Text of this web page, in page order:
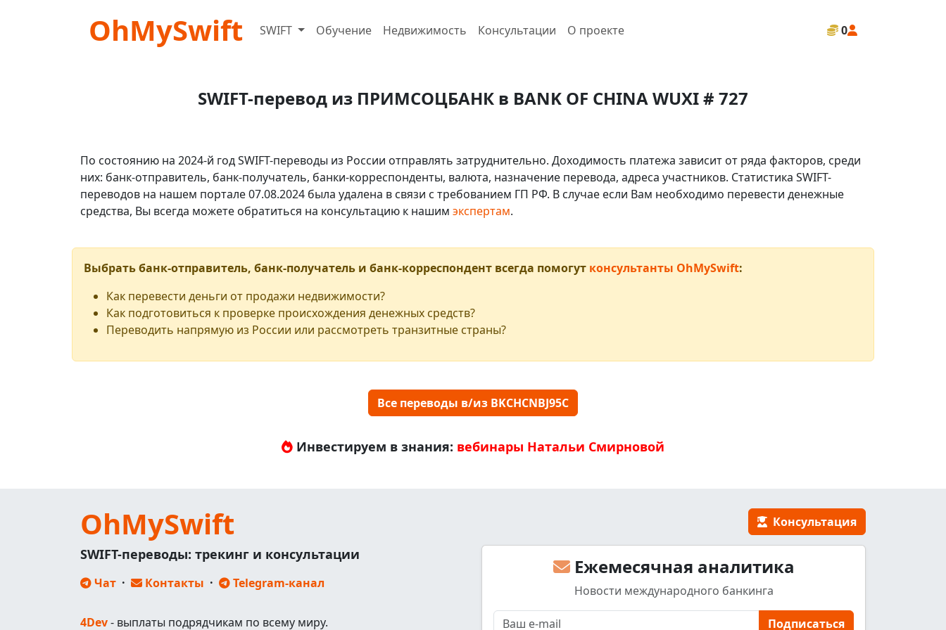
OhMySwift SWIFT Обучение Недвижимость Консультации О проекте 0
SWIFT-перевод из ПРИМСОЦБАНК в BANK OF CHINA WUXI # 727
По состоянию на 2024-й год SWIFT-переводы из России отправлять затруднительно. Доходимость платежа зависит от ряда факторов, среди
них: банк-отправитель, банк-получатель, банки-корреспонденты, валюта, назначение перевода, адреса участников. Статистика SWIFT-
переводов на нашем портале 07.08.2024 была удалена в связи с требованием ГП РФ. В случае если Вам необходимо перевести денежные
средства, Вы всегда можете обратиться на консультацию к нашим экспертам.
Выбрать банк-отправитель, банк-получатель и банк-корреспондент всегда помогут консультанты OhMySwift:
Как перевести деньги от продажи недвижимости?
Как подготовиться к проверке происхождения денежных средств?
Переводить напрямую из России или рассмотреть транзитные страны?
Все переводы в/из BKCHCNBJ95C
Инвестируем в знания: вебинары Натальи Смирновой
OhMySwift Консультация
SWIFT-переводы: трекинг и консультации
Чат · Контакты · Telegram-канал
4Dev- выплаты подрядчикам по всему миру.
Ежемесячная аналитика
Новости международного банкинга
Подписаться